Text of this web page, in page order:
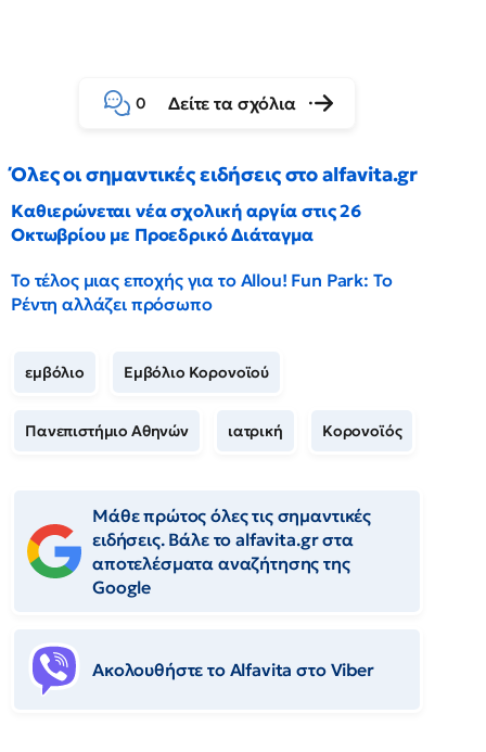
0 Δείτε τα σχόλια
Όλες οι σημαντικές ειδήσεις στο alfavita.gr
Καθιερώνεται νέα σχολική αργία στις 26
Οκτωβρίου με Προεδρικό Διάταγμα
Το τέλος μιας εποχής για το Allou! Fun Park: Το
Ρέντη αλλάζει πρόσωπο
εμβόλιο Εμβόλιο Κορονοϊού
Πανεπιστήμιο Αθηνών ιατρική Κορονοϊός
Μάθε πρώτος όλες τις σημαντικές
ειδήσεις. Βάλε το alfavita.gr στα
αποτελέσματα αναζήτησης της
Google
Ακολουθήστε το Αlfavita στο Viber